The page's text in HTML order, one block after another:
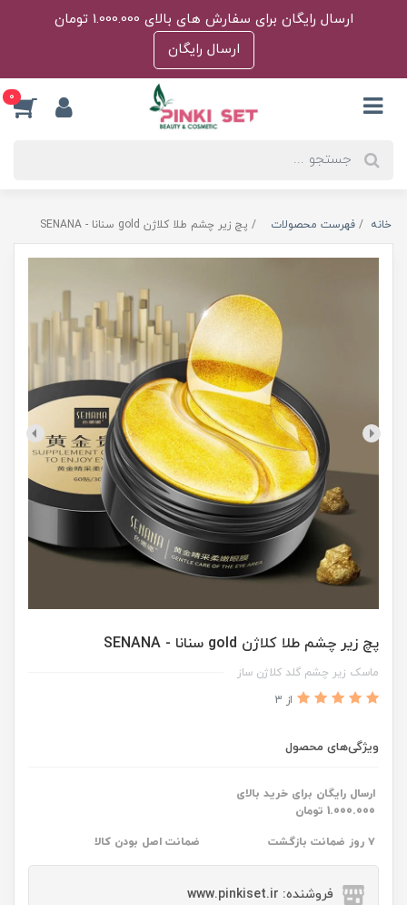
ارسال رایگان برای سفارش های بالای 1.000.000 تومان
ارسال رایگان
0
خانه فهرست محصولات پچ زیر چشم طلا کلاژن gold سنانا - SENANA
پچ زیر چشم طلا کلاژن gold سنانا - SENANA
ماسک زیر چشم گلد کلاژن ساز
از 3
ویژگی‌های محصول
ارسال رایگان برای خرید بالای
1.000.000 تومان
۷ روز ضمانت بازگشت ضمانت اصل بودن کالا
فروشنده: www.pinkiset.ir